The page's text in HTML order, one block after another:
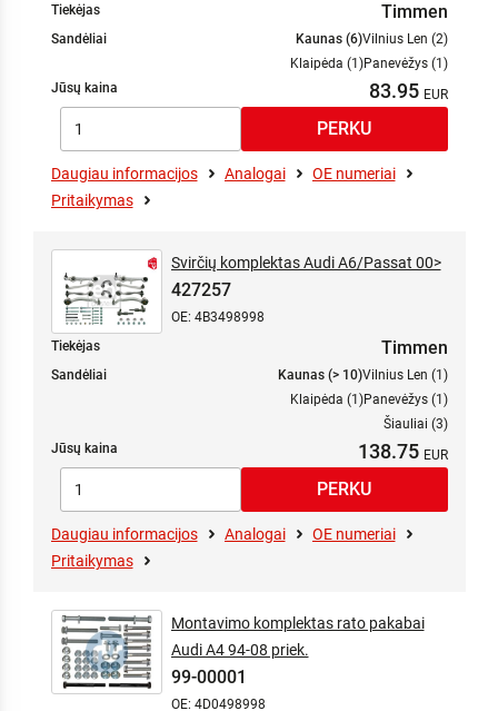
Tiekėjas
Timmen
Sandėliai Kaunas (6)Vilnius Len (2)
Klaipėda (1)Panevėžys (1)
Jūsų kaina
83.95
Daugiau informacijos Analogai
OE numeriai
Pritaikymas
Svirčių komplektas Audi A6/Passat 00>
427257
OE: 4B3498998
Tiekėjas
Timmen
Sandėliai Kaunas (> 10)Vilnius Len (1)
Klaipėda (1)Panevėžys (1)
Šiauliai (3)
Jūsų kaina
138.75
Daugiau informacijos Analogai
OE numeriai
Pritaikymas
Montavimo komplektas rato pakabai
Audi A4 94-08 priek.
99-00001
OE: 4D0498998